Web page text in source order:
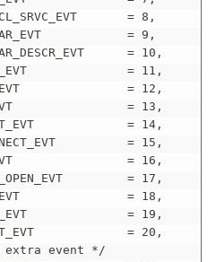
= 8,
= 9,
= 10,
= 11,
= 12,
= 13,
= 14,
= 15,
= 16,
= 17,
= 18,
= 19,
= 20,
extra event */